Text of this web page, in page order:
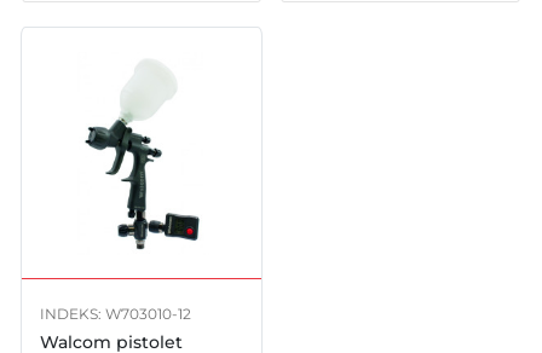
INDEKS: W703010-12
Walcom pistolet